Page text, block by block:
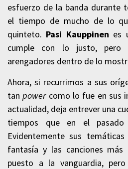
esfuerzo de la banda durante
el tiempo de mucho de lo
quinteto. Pasi Kauppinen es
cumple con lo justo,
arengadores dentro de lo
Ahora, si recurrimos a sus
tanpowercomo lo fue en sus
actualidad, deja entrever una
tiempos que en el pasado
Evidentemente sus
fantasía y las canciones más
puesto a la vanguardia,